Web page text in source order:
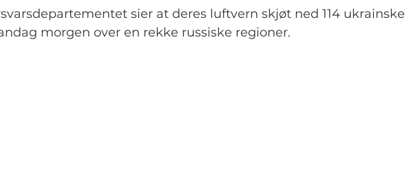
sier at deres luftvern skjøt ned 114 ukrainske
morgen over en rekke russiske regioner.